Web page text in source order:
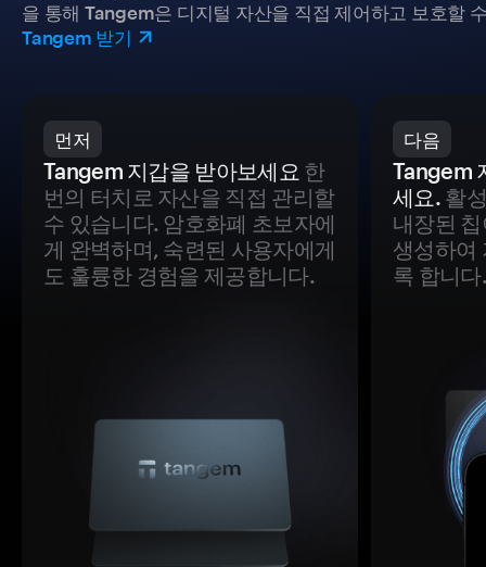
을 통해 Tangem은 디지털 자산을 직접 제어하고 보호할
Tangem 받기
먼저
Tangem 지갑을 받아보세요 한
번의 터치로 자산을 직접 관리할
수 있습니다. 암호화폐 초보자에
게 완벽하며, 숙련된 사용자에게
도 훌륭한 경험을 제공합니다.
다음
Tangem
세요.활
내장된
생성하여
록 합니다.